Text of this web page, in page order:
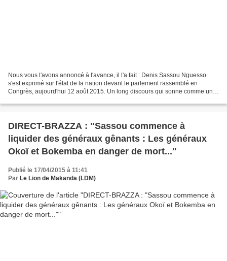
Nous vous l'avons annoncé à l'avance, il l'a fait : Denis Sassou Nguesso
s'est exprimé sur l'état de la nation devant le parlement rassemblé en
Congrès, aujourd'hui 12 août 2015. Un long discours qui sonne comme un
DIRECT-BRAZZA : "Sassou commence à
liquider des généraux gênants : Les généraux
Okoï et Bokemba en danger de mort..."
Publié le 17/04/2015 à 11:41
Par Le Lion de Makanda (LDM)